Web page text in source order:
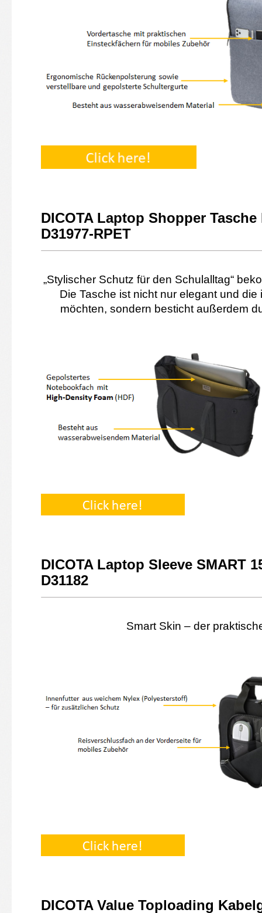
DICOTA Laptop Shopper Tasche
D31977-RPET
„Stylischer Schutz für den Schulalltag“
Die Tasche ist nicht nur elegant und
möchten, sondern besticht außerdem
DICOTA Laptop Sleeve SMART
D31182
Smart Skin – der
DICOTA Value Toploading